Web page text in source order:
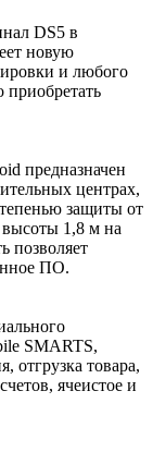
DS5 в
новую
и любого
предназначен
центрах,
защиты от
1,8 м на
позволяет
ПО.
SMARTS,
отгрузка товара,
ячеистое и